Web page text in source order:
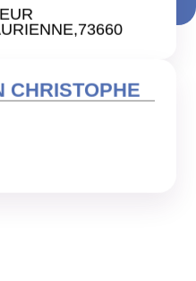
73660
CHRISTOPHE